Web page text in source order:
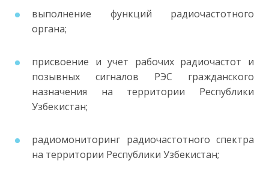
выполнение функций радиочастотного
органа;
присвоение и учет рабочих радиочастот и
позывных сигналов РЭС гражданского
назначения на территории Республики
Узбекистан;
радиомониторинг радиочастотного спектра
на территории Республики Узбекистан;